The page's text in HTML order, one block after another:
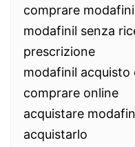
comprare
modafinil senza
prescrizione
modafinil acquisto
comprare online
acquistare
acquistarlo